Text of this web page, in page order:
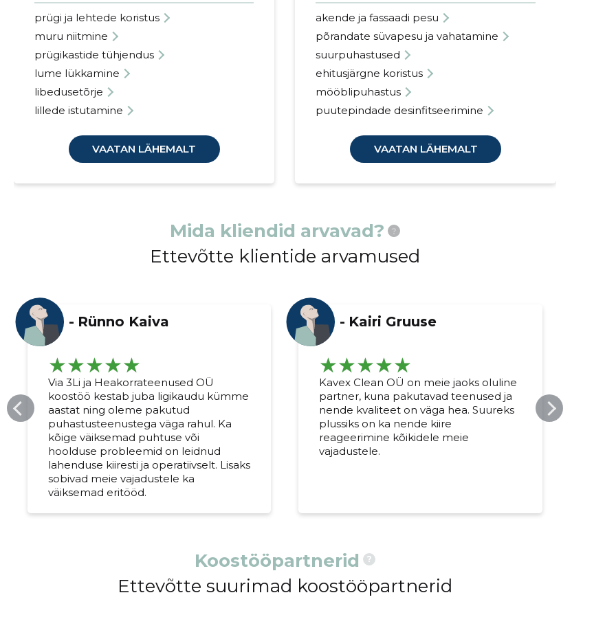
prügi ja lehtede koristus
muru niitmine
prügikastide tühjendus
lume lükkamine
libedusetõrje
lillede istutamine
VAATAN LÄHEMALT
akende ja fassaadi pesu
põrandate süvapesu ja vahatamine
suurpuhastused
ehitusjärgne koristus
mööblipuhastus
puutepindade desinfitseerimine
VAATAN LÄHEMALT
Mida kliendid arvavad? ?
Ettevõtte klientide arvamused
- Rünno Kaiva
Via 3Li ja Heakorrateenused OÜ
koostöö kestab juba ligikaudu kümme
aastat ning oleme pakutud
puhastusteenustega väga rahul. Ka
kõige väiksemad puhtuse või
hoolduse probleemid on leidnud
lahenduse kiiresti ja operatiivselt. Lisaks
sobivad meie vajadustele ka
väiksemad eritööd.
- Kairi Gruuse
Kavex Clean OÜ on meie jaoks oluline
partner, kuna pakutavad teenused ja
nende kvaliteet on väga hea. Suureks
plussiks on ka nende kiire
reageerimine kõikidele meie
vajadustele.
Koostööpartnerid ?
Ettevõtte suurimad koostööpartnerid
Muuda pildi kirjeldust